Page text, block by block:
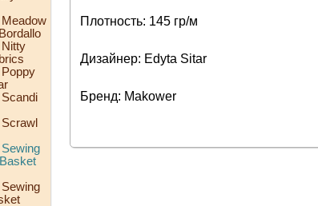
Плотность: 145 гр/м
Дизайнер: Edyta Sitar
Бренд: Makower